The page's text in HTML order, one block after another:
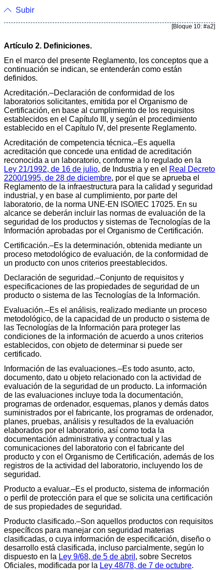
Subir
[Bloque 10: #a2]
Artículo 2. Definiciones.
En el marco del presente Reglamento, los conceptos que a
continuación se indican, se entenderán como están
definidos.
Acreditación.–Declaración de conformidad de los
laboratorios solicitantes, emitida por el Organismo de
Certificación, en base al cumplimiento de los requisitos
establecidos en el Capítulo III, y según el procedimiento
establecido en el Capítulo IV, del presente Reglamento.
Acreditación de competencia técnica.–Es aquella
acreditación que concede una entidad de acreditación
reconocida a un laboratorio, conforme a lo regulado en la
Ley 21/1992, de 16 de julio, de Industria y en el Real Decreto
2200/1995, de 28 de diciembre, por el que se aprueba el
Reglamento de la infraestructura para la calidad y seguridad
industrial, y en base al cumplimiento, por parte del
laboratorio, de la norma UNE-EN ISO/IEC 17025. En su
alcance se deberán incluir las normas de evaluación de la
seguridad de los productos y sistemas de Tecnologías de la
Información aprobadas por el Organismo de Certificación.
Certificación.–Es la determinación, obtenida mediante un
proceso metodológico de evaluación, de la conformidad de
un producto con unos criterios preestablecidos.
Declaración de seguridad.–Conjunto de requisitos y
especificaciones de las propiedades de seguridad de un
producto o sistema de las Tecnologías de la Información.
Evaluación.–Es el análisis, realizado mediante un proceso
metodológico, de la capacidad de un producto o sistema de
las Tecnologías de la Información para proteger las
condiciones de la información de acuerdo a unos criterios
establecidos, con objeto de determinar si puede ser
certificado.
Información de las evaluaciones.–Es todo asunto, acto,
documento, dato u objeto relacionado con la actividad de
evaluación de la seguridad de un producto. La información
de las evaluaciones incluye toda la documentación,
programas de ordenador, esquemas, planos y demás datos
suministrados por el fabricante, los programas de ordenador,
planes, pruebas, análisis y resultados de la evaluación
elaborados por el laboratorio, así como toda la
documentación administrativa y contractual y las
comunicaciones del laboratorio con el fabricante del
producto y con el Organismo de Certificación, además de los
registros de la actividad del laboratorio, incluyendo los de
seguridad.
Producto a evaluar.–Es el producto, sistema de información
o perfil de protección para el que se solicita una certificación
de sus propiedades de seguridad.
Producto clasificado.–Son aquellos productos con requisitos
específicos para manejar con seguridad materias
clasificadas, o cuya información de especificación, diseño o
desarrollo está clasificada, incluso parcialmente, según lo
dispuesto en la Ley 9/68, de 5 de abril , sobre Secretos
Oficiales, modificada por la Ley 48/78, de 7 de octubre.